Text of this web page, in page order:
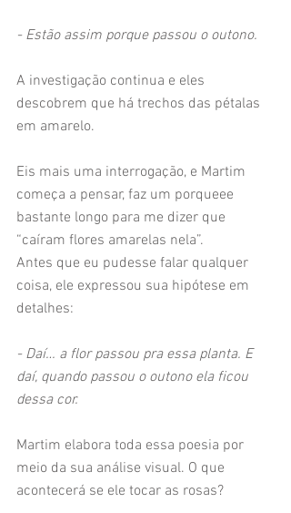
- Estão assim porque passou o outono.
A investigação continua e eles
descobrem que há trechos das pétalas
em amarelo.
Eis mais uma interrogação, e Martim
começa a pensar, faz um porqueee
bastante longo para me dizer que
“caíram flores amarelas nela”.
Antes que eu pudesse falar qualquer
coisa, ele expressou sua hipótese em
detalhes:
- Daí… a flor passou pra essa planta. E
daí, quando passou o outono ela ficou
dessa cor.
Martim elabora toda essa poesia por
meio da sua análise visual. O que
acontecerá se ele tocar as rosas?